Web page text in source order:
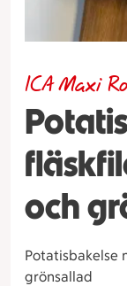
och
ICA Maxi
Potatisbakelse
grönsallad